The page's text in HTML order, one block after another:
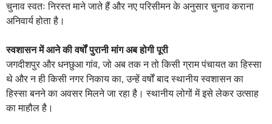
चुनाव स्वतः निरस्त माने जाते हैं और नए परिसीमन के अनुसार चुनाव कराना
अनिवार्य होता है।
स्वशासन में आने की वर्षों पुरानी मांग अब होगी पूरी
जगदीशपुर और धनछुआ गांव, जो अब तक न तो किसी ग्राम पंचायत का हिस्सा
थे और न ही किसी नगर निकाय का, उन्हें वर्षों बाद स्थानीय स्वशासन का
हिस्सा बनने का अवसर मिलने जा रहा है। स्थानीय लोगों में इसे लेकर उत्साह
का माहौल है।